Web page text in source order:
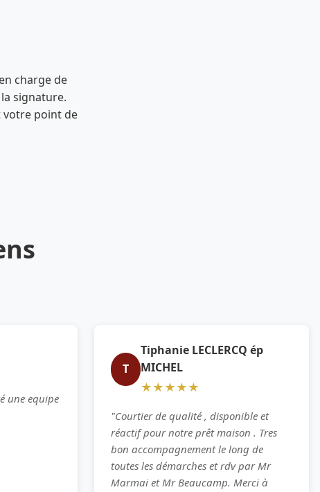
charge de
signature.
votre point de
une equipe
T
Tiphanie LECLERCQ ép
MICHEL
★★★★★
"Courtier de qualité , disponible et
réactif pour notre prêt maison . Tres
bon accompagnement le long de
toutes les démarches et rdv par Mr
Marmai et Mr Beaucamp. Merci à